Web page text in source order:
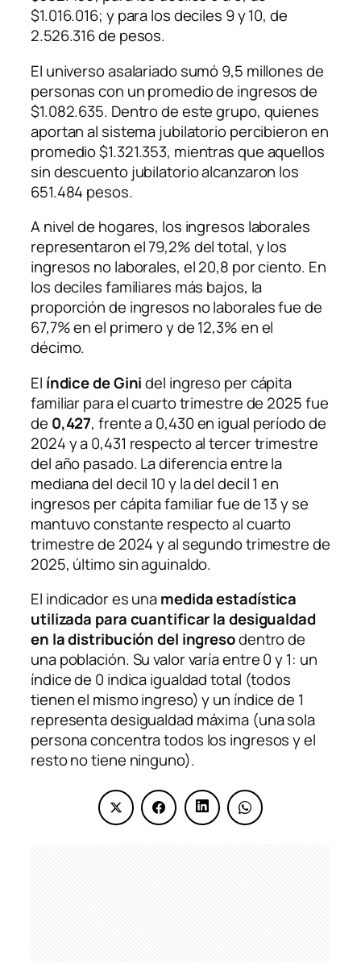
$1.016.016; y para los deciles 9 y 10, de
2.526.316 de pesos.
El universo asalariado sumó 9,5 millones de
personas con un promedio de ingresos de
$1.082.635. Dentro de este grupo, quienes
aportan al sistema jubilatorio percibieron en
promedio $1.321.353, mientras que aquellos
sin descuento jubilatorio alcanzaron los
651.484 pesos.
A nivel de hogares, los ingresos laborales
representaron el 79,2% del total, y los
ingresos no laborales, el 20,8 por ciento. En
los deciles familiares más bajos, la
proporción de ingresos no laborales fue de
67,7% en el primero y de 12,3% en el
décimo.
El índice de Ginidel ingreso per cápita
familiar para el cuarto trimestre de 2025 fue
de 0,427, frente a 0,430 en igual período de
2024 y a 0,431 respecto al tercer trimestre
del año pasado. La diferencia entre la
mediana del decil 10 y la del decil 1 en
ingresos per cápita familiar fue de 13 y se
mantuvo constante respecto al cuarto
trimestre de 2024 y al segundo trimestre de
2025, último sin aguinaldo.
El indicador es unamedida estadística
utilizada para cuantificar la desigualdad
en la distribución del ingresodentro de
una población. Su valor varía entre 0 y 1: un
índice de 0 indica igualdad total (todos
tienen el mismo ingreso) y un índice de 1
representa desigualdad máxima (una sola
persona concentra todos los ingresos y el
resto no tiene ninguno).